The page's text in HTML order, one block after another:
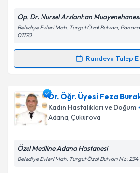
Kişisel verilerimin işlenmesine
kapsamda işlenmesini kabul
Op. Dr. Nursel Arslanhan Muayenehanesi
Belediye Evleri Mah. Turgut Özal Bulvarı,
01170
Randevu Talep
Randevu Takvimi Talebi
Op. Dr. Nursel Arslanhaniçin
oluşturun. Size bu uzmandan
takvim hazırlandığında e-posta ile
Dr. Öğr. Üyesi Feza
Kadın Hastalıkları ve Doğum
Adana, Çukurova
Özel Medline Adana Hastanesi
Belediye Evleri Mah. Turgut Özal Bulvarı No: 234